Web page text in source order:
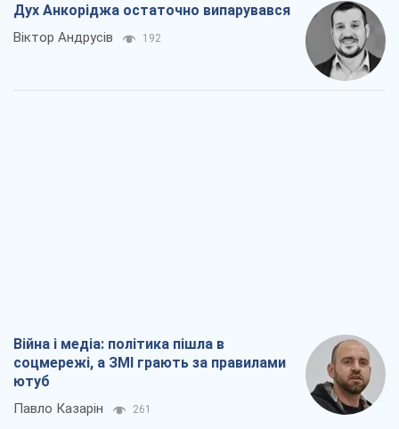
Дух Анкоріджа остаточно випарувався
Віктор Андрусів 192
Війна і медіа: політика пішла в
соцмережі, а ЗМІ грають за правилами
ютуб
Павло Казарін 261